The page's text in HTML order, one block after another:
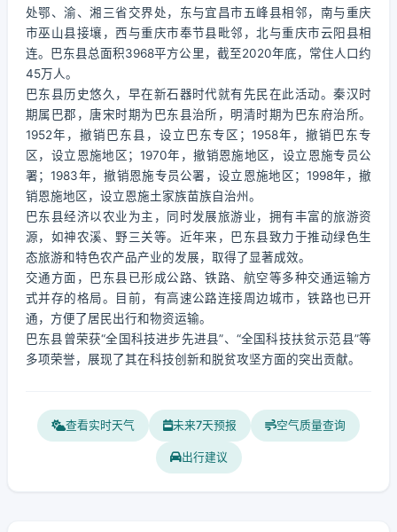
处鄂、渝、湘三省交界处，东与宜昌市五峰县相邻，南与重庆
市巫山县接壤，西与重庆市奉节县毗邻，北与重庆市云阳县相
连。巴东县总面积3968平方公里，截至2020年底，常住人口约
45万人。
巴东县历史悠久，早在新石器时代就有先民在此活动。秦汉时
期属巴郡，唐宋时期为巴东县治所，明清时期为巴东府治所。
1952年，撤销巴东县，设立巴东专区；1958年，撤销巴东专
区，设立恩施地区；1970年，撤销恩施地区，设立恩施专员公
署；1983年，撤销恩施专员公署，设立恩施地区；1998年，撤
销恩施地区，设立恩施土家族苗族自治州。
巴东县经济以农业为主，同时发展旅游业，拥有丰富的旅游资
源，如神农溪、野三关等。近年来，巴东县致力于推动绿色生
态旅游和特色农产品产业的发展，取得了显著成效。
交通方面，巴东县已形成公路、铁路、航空等多种交通运输方
式并存的格局。目前，有高速公路连接周边城市，铁路也已开
通，方便了居民出行和物资运输。
巴东县曾荣获“全国科技进步先进县”、“全国科技扶贫示范县”等
多项荣誉，展现了其在科技创新和脱贫攻坚方面的突出贡献。
查看实时天气 未来7天预报 空气质量查询
出行建议